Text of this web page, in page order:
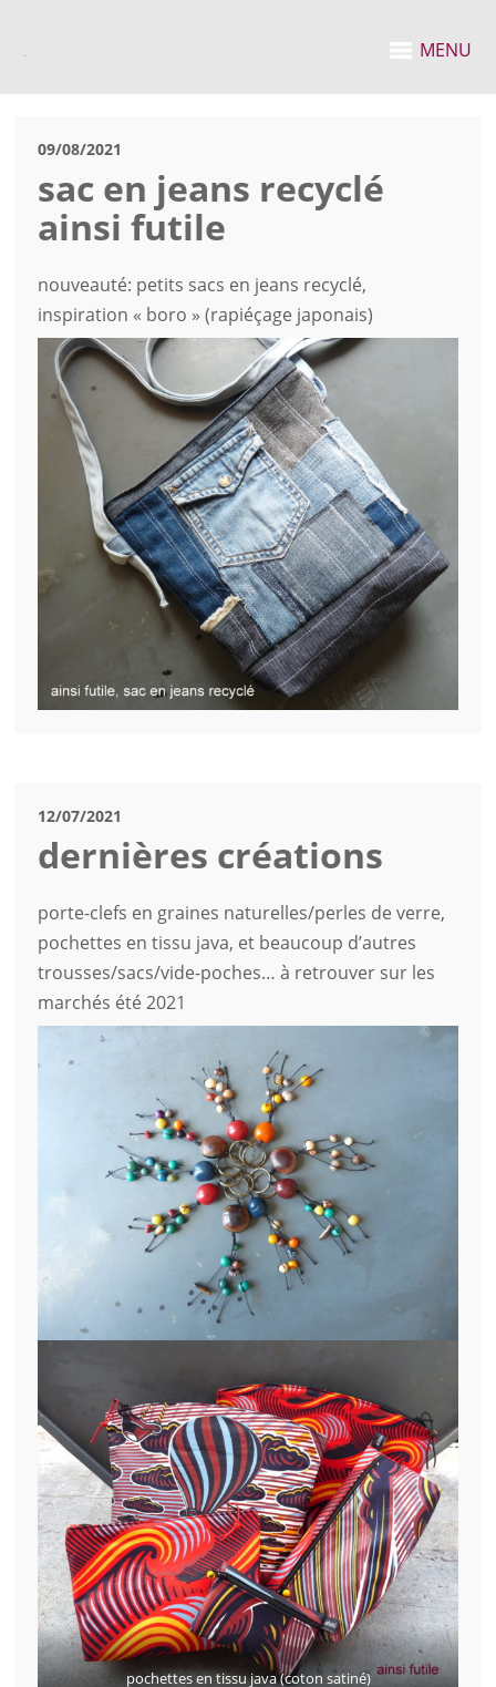
MENU
09/08/2021
sac en jeans recyclé
ainsi futile
nouveauté: petits sacs en jeans recyclé,
inspiration « boro » (rapiéçage japonais)
12/07/2021
dernières créations
porte-clefs en graines naturelles/perles de verre,
pochettes en tissu java, et beaucoup d’autres
trousses/sacs/vide-poches… à retrouver sur les
marchés été 2021
pochettes en tissu java (coton satiné)